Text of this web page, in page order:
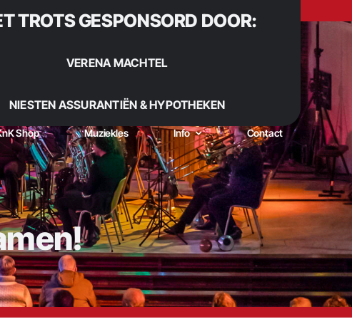
TROTS GESPONSORD DOOR:
VERENA MACHTEL
NIESTEN ASSURANTIËN & HYPOTHEKEN
Shop Muziekles Info Contact
| Sinds 1922